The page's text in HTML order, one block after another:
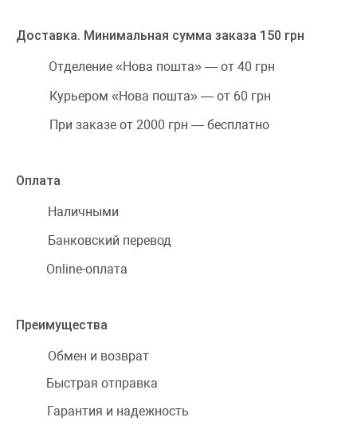
Доставка. Минимальная сумма заказа 150 грн
Отделение «Нова пошта» — от 40 грн
Курьером «Нова пошта» — от 60 грн
При заказе от 2000 грн — бесплатно
Оплата
Наличными
Банковский перевод
Online-оплата
Преимущества
Обмен и возврат
Быстрая отправка
Гарантия и надежность